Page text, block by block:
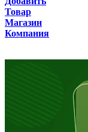
Товар
Магазин
Компания